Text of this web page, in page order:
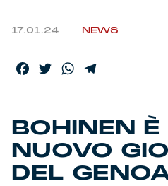
Gift Card Online Store
Fortissimo batte il mio
17.01.24 NEWS
Facebook
TwitterWhatsApp
BOHINEN È
NUOVO
DEL